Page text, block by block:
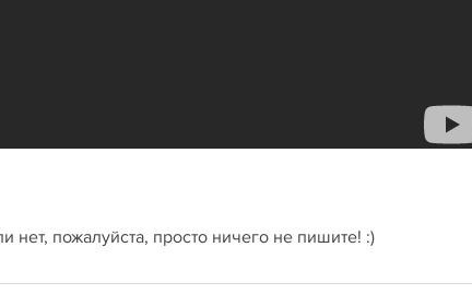
нет, пожалуйста, просто ничего не пишите! :)